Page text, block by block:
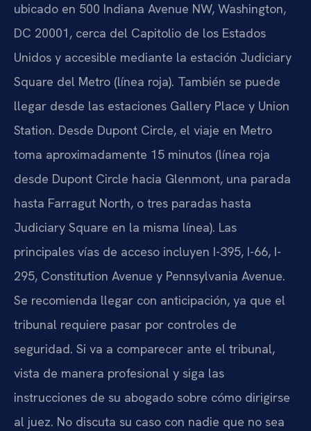
ubicado en 500 Indiana Avenue NW, Washington,
DC 20001, cerca del Capitolio de los Estados
Unidos y accesible mediante la estación Judiciary
Square del Metro (línea roja). También se puede
llegar desde las estaciones Gallery Place y Union
Station. Desde Dupont Circle, el viaje en Metro
toma aproximadamente 15 minutos (línea roja
desde Dupont Circle hacia Glenmont, una parada
hasta Farragut North, o tres paradas hasta
Judiciary Square en la misma línea). Las
principales vías de acceso incluyen I-395, I-66, I-
295, Constitution Avenue y Pennsylvania Avenue.
Se recomienda llegar con anticipación, ya que el
tribunal requiere pasar por controles de
seguridad. Si va a comparecer ante el tribunal,
vista de manera profesional y siga las
instrucciones de su abogado sobre cómo dirigirse
al juez. No discuta su caso con nadie que no sea